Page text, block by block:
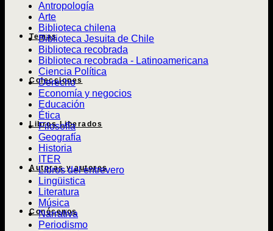
Temas
Colecciones
Libros Liberados
Autoras y autores
Conócenos
Antropología
Arte
Biblioteca chilena
Biblioteca Jesuita de Chile
Biblioteca recobrada
Biblioteca recobrada - Latinoamericana
Ciencia Política
Derecho
Economía y negocios
Educación
Ética
Filosofía
Geografía
Historia
ITER
Libros del entrevero
Lingüistica
Literatura
Música
Narrativa
Periodismo